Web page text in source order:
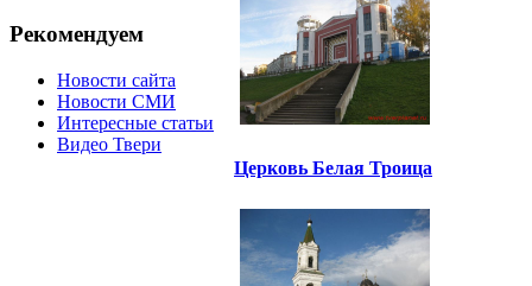
Рекомендуем
Новости сайта
Новости СМИ
Интересные статьи
Видео Твери
Церковь Белая Троица